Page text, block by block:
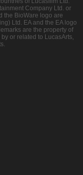
Company Ltd. or
the BioWare logo are
Ltd. EA and the EA logo
are the property of
or related to LucasArts,